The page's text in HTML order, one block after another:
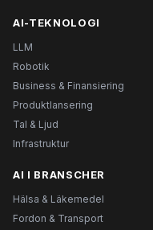
AI-TEKNOLOGI
LLM
Robotik
Business & Finansiering
Produktlansering
Tal & Ljud
Infrastruktur
AI I BRANSCHER
Hälsa & Läkemedel
Fordon & Transport